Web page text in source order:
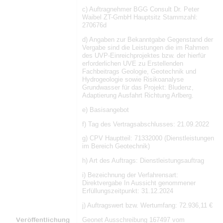
c) Auftragnehmer BGG Consult Dr. Peter
Waibel ZT-GmbH Hauptsitz Stammzahl:
270676d
d) Angaben zur Bekanntgabe Gegenstand der
Vergabe sind die Leistungen die im Rahmen
des UVP-Einreichprojektes bzw. der hierfür
erforderlichen UVE zu Erstellenden
Fachbeitrags Geologie, Geotechnik und
Hydrogeologie sowie Risikoanalyse
Grundwasser für das Projekt: Bludenz,
Adaptierung Ausfahrt Richtung Arlberg.
e) Basisangebot
f) Tag des Vertragsabschlusses: 21.09.2022
g) CPV Hauptteil: 71332000 (Dienstleistungen
im Bereich Geotechnik)
h) Art des Auftrags: Dienstleistungsauftrag
i) Bezeichnung der Verfahrensart:
Direktvergabe In Aussicht genommener
Erfüllungszeitpunkt: 31.12.2024
j) Auftragswert bzw. Wertumfang: 72.936,11 €
Veröffentlichung
Geonet Ausschreibung 167497 vom